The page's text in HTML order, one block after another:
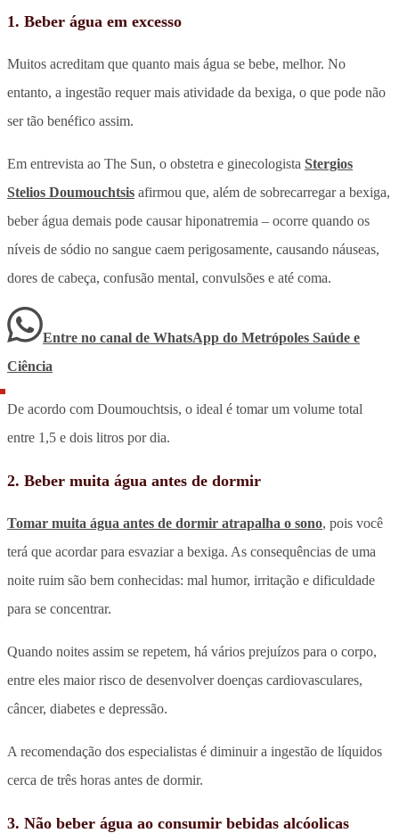
1. Beber água em excesso
Muitos acreditam que quanto mais água se bebe, melhor. No
entanto, a ingestão requer mais atividade da bexiga, o que pode não
ser tão benéfico assim.
Em entrevista ao The Sun, o obstetra e ginecologista Stergios
Stelios Doumouchtsis afirmou que, além de sobrecarregar a bexiga,
beber água demais pode causar hiponatremia – ocorre quando os
níveis de sódio no sangue caem perigosamente, causando náuseas,
dores de cabeça, confusão mental, convulsões e até coma.
Entre no canal de WhatsApp do Metrópoles Saúde e
Ciência
De acordo com Doumouchtsis, o ideal é tomar um volume total
entre 1,5 e dois litros por dia.
2. Beber muita água antes de dormir
Tomar muita água antes de dormir atrapalha o sono, pois você
terá que acordar para esvaziar a bexiga. As consequências de uma
noite ruim são bem conhecidas: mal humor, irritação e dificuldade
para se concentrar.
Quando noites assim se repetem, há vários prejuízos para o corpo,
entre eles maior risco de desenvolver doenças cardiovasculares,
câncer, diabetes e depressão.
A recomendação dos especialistas é diminuir a ingestão de líquidos
cerca de três horas antes de dormir.
3. Não beber água ao consumir bebidas alcóolicas